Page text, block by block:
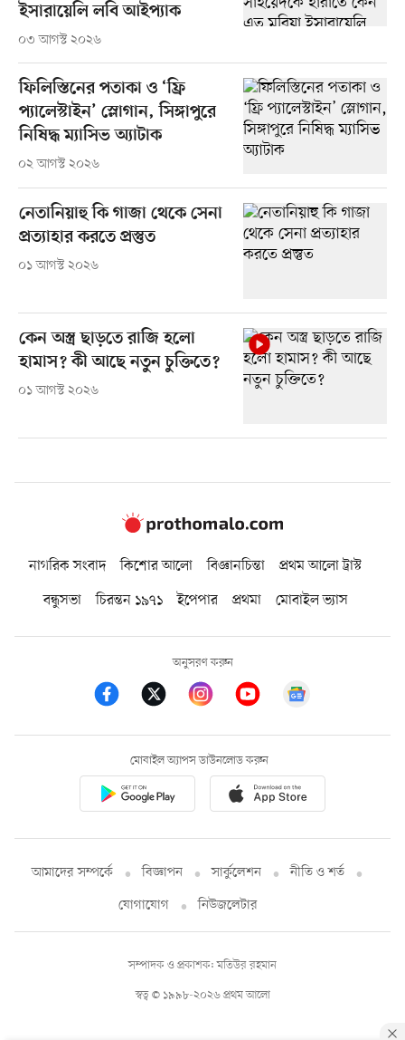
ইসারায়েলি লবি আইপ্যাক
০৩ আগস্ট ২০২৬
ফিলিস্তিনের পতাকা ও ‘ফ্রি
প্যালেস্টাইন’ স্লোগান, সিঙ্গাপুরে
নিষিদ্ধ ম্যাসিভ অ্যাটাক
০২ আগস্ট ২০২৬
নেতানিয়াহু কি গাজা থেকে সেনা
প্রত্যাহার করতে প্রস্তুত
০১ আগস্ট ২০২৬
কেন অস্ত্র ছাড়তে রাজি হলো
হামাস? কী আছে নতুন চুক্তিতে?
০১ আগস্ট ২০২৬
নাগরিক সংবাদ কিশোর আলো বিজ্ঞানচিন্তা
প্রথম আলো ট্রাস্ট
বন্ধুসভা
চিরন্তন ১৯৭১ ইপেপার প্রথমা মোবাইল ভ্যাস
অনুসরণ করুন
মোবাইল অ্যাপস ডাউনলোড করুন
আমাদের সম্পর্কে বিজ্ঞাপন সার্কুলেশন
নীতি ও শর্ত
যোগাযোগ
নিউজলেটার
স্বত্ব © ১৯৯৮-২০২৬ প্রথম আলো
সম্পাদক ও প্রকাশক: মতিউর রহমান